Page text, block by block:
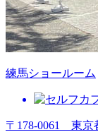
練馬ショールーム
〒178-0061 東京